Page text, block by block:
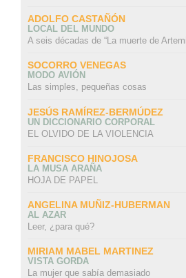
ADOLFO CASTAÑÓN
LOCAL DEL MUNDO
A seis décadas de “La muerte de
SOCORRO VENEGAS
MODO AVIÓN
Las simples, pequeñas cosas
JESÚS RAMÍREZ-BERMÚDEZ
UN DICCIONARIO CORPORAL
EL OLVIDO DE LA VIOLENCIA
FRANCISCO HINOJOSA
LA MUSA ARAÑA
HOJA DE PAPEL
ANGELINA MUÑIZ-HUBERMAN
AL AZAR
Leer, ¿para qué?
MIRIAM MABEL MARTINEZ
VISTA GORDA
La mujer que sabía demasiado